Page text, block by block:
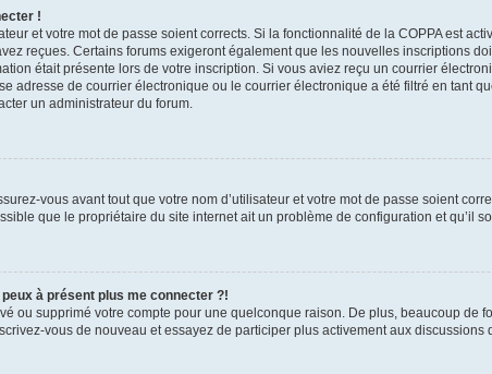
!
et votre mot de passe soient corrects. Si la fonctionnalité de la COPPA est
reçues. Certains forums exigeront également que les nouvelles inscriptions
était présente lors de votre inscription. Si vous aviez reçu un courrier
adresse de courrier électronique ou le courrier électronique a été filtré en tant
un administrateur du forum.
vous avant tout que votre nom d’utilisateur et votre mot de passe soient
que le propriétaire du site internet ait un problème de configuration et qu’il
à présent plus me connecter ?!
ou supprimé votre compte pour une quelconque raison. De plus, beaucoup
vous de nouveau et essayez de participer plus activement aux discussions